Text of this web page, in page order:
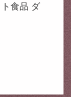
食品 ダ